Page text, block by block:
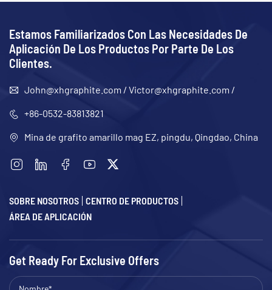
Estamos Familiarizados Con Las Necesidades De
Aplicación De Los Productos Por Parte De Los
Clientes.
John@xhgraphite.com / Victor@xhgraphite.com /
+86-0532-83813821
Mina de grafito amarillo mag EZ, pingdu, Qingdao, China
SOBRE NOSOTROS CENTRO DE PRODUCTOS
ÁREA DE APLICACIÓN
Get Ready For Exclusive Offers